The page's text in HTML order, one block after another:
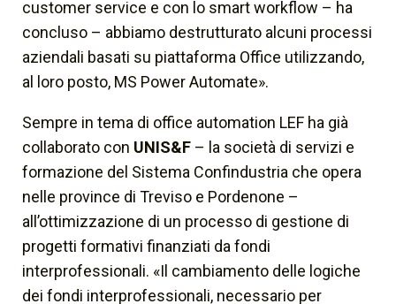
customer service e con lo smart workflow – ha
concluso – abbiamo destrutturato alcuni processi
aziendali basati su piattaforma Office utilizzando,
al loro posto, MS Power Automate».
Sempre in tema di office automation LEF ha già
collaborato con UNIS&F – la società di servizi e
formazione del Sistema Confindustria che opera
nelle province di Treviso e Pordenone –
all’ottimizzazione di un processo di gestione di
progetti formativi finanziati da fondi
interprofessionali. «Il cambiamento delle logiche
dei fondi interprofessionali, necessario per